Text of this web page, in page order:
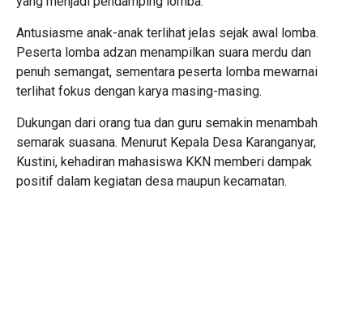
Antusiasme anak-anak terlihat jelas sejak awal lomba.
Peserta lomba adzan menampilkan suara merdu dan
penuh semangat, sementara peserta lomba mewarnai
terlihat fokus dengan karya masing-masing.
Dukungan dari orang tua dan guru semakin menambah
semarak suasana. Menurut Kepala Desa Karanganyar,
Kustini, kehadiran mahasiswa KKN memberi dampak
positif dalam kegiatan desa maupun kecamatan.